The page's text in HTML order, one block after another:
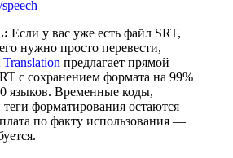
Если у вас уже есть файл SRT,
нужно просто перевести,
предлагает прямой
с сохранением формата на 99%
языков. Временные коды,
форматирования остаются
по факту использования —